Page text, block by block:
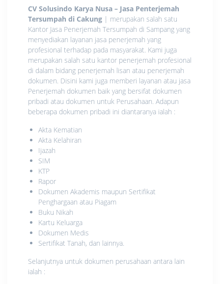
CV Solusindo Karya Nusa – Jasa Penterjemah
Tersumpah di Cakung | merupakan salah satu
Kantor Jasa Penerjemah Tersumpah di Sampang yang
menyediakan layanan jasa penerjemah yang
profesional terhadap pada masyarakat. Kami juga
merupakan salah satu kantor penerjemah profesional
di dalam bidang penerjemah lisan atau penerjemah
dokumen. Disini kami juga memberi layanan atau jasa
Penerjemah dokumen baik yang bersifat dokumen
pribadi atau dokumen untuk Perusahaan. Adapun
beberapa dokumen pribadi ini diantaranya ialah :
Akta Kematian
Akta Kelahiran
Ijazah
SIM
KTP
Rapor
Dokumen Akademis maupun Sertifikat
Penghargaan atau Piagam
Buku Nikah
Kartu Keluarga
Dokumen Medis
Sertifikat Tanah, dan lainnya.
Selanjutnya untuk dokumen perusahaan antara lain
ialah :